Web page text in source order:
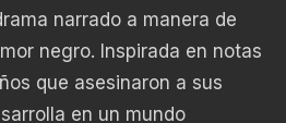
narrado a manera de
negro. Inspirada en notas
que asesinaron a sus
en un mundo